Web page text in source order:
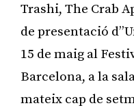
Trashi, The Crab
de presentació
15 de maig al
Barcelona, a la
mateix cap de